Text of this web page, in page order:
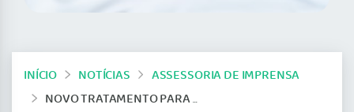
INÍCIO NOTÍCIAS
ASSESSORIA DE IMPRENSA
NOVO TRATAMENTO PARA AIDS REDUZ CUSTOS PARA A MÉDICOS SEM FRONTEIRAS